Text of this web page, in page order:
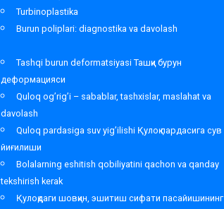
Turbinoplastika
Burun poliplari: diagnostika va davolash
Tashqi burun deformatsiyasi Ташқи бурун
деформацияси
Quloq og’rig’i – sabablar, tashxislar, maslahat va
davolash
Quloq pardasiga suv yig’ilishi Қулоқ пардасига сув
йиғилиши
Bolalarning eshitish qobiliyatini qachon va qanday
tekshirish kerak
Қулоқдаги шовқин, эшитиш сифати пасайишининг